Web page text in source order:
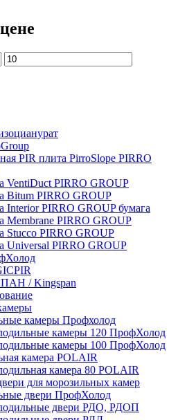
Максимальная
цена
PIR плита PirroSlope PIRRO
VentiDuct PIRRO GROUP
Bitum PIRRO GROUP
Interior PIRRO GROUP бумага
Membrane PIRRO GROUP
Stucco PIRRO GROUP
Universal PIRRO GROUP
/ Kingspan
камеры Профхолод
камеры 120 ПрофХолод
камеры 100 ПрофХолод
камера POLAIR
камера 80 POLAIR
для морозильных камер
двери ПрофХолод
двери РДО, РДОП